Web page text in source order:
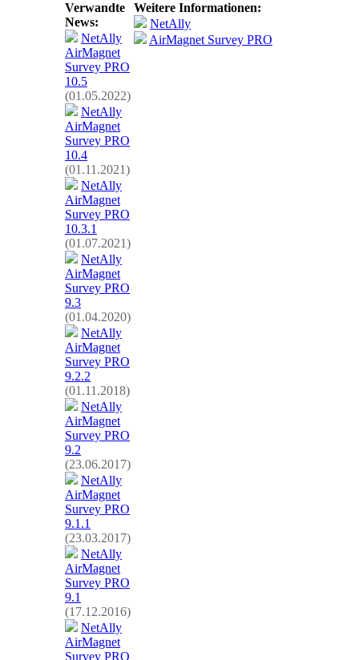
Verwandte
News:
NetAlly
AirMagnet
Survey PRO
10.5
(01.05.2022)
NetAlly
AirMagnet
Survey PRO
10.4
(01.11.2021)
NetAlly
AirMagnet
Survey PRO
10.3.1
(01.07.2021)
NetAlly
AirMagnet
Survey PRO
9.3
(01.04.2020)
NetAlly
AirMagnet
Survey PRO
9.2.2
(01.11.2018)
NetAlly
AirMagnet
Survey PRO
9.2
(23.06.2017)
NetAlly
AirMagnet
Survey PRO
9.1.1
(23.03.2017)
NetAlly
AirMagnet
Survey PRO
9.1
(17.12.2016)
NetAlly
AirMagnet
Survey PRO
Weitere Informationen:
NetAlly
AirMagnet Survey PRO